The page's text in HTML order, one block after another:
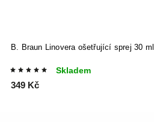
B. Braun Linovera ošetřující sprej 30 ml
Skladem
349 Kč